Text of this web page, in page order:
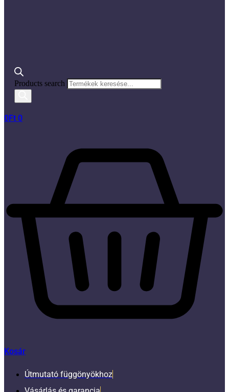
Products search
0Ft 0
Kosár
Útmutató függönyökhoz